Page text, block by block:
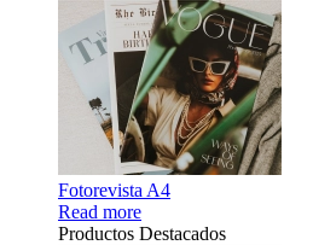
Fotorevista A4
Read more
Productos Destacados